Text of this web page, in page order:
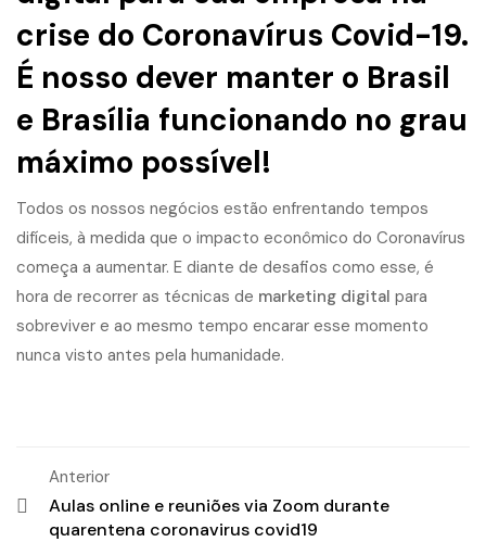
crise do Coronavírus Covid-19.
É nosso dever manter o Brasil
e Brasília funcionando no grau
máximo possível!
Todos os nossos negócios estão enfrentando tempos
difíceis, à medida que o impacto econômico do Coronavírus
começa a aumentar. E diante de desafios como esse, é
hora de recorrer as técnicas de marketing digital para
sobreviver e ao mesmo tempo encarar esse momento
nunca visto antes pela humanidade.
Anterior
Aulas online e reuniões via Zoom durante
quarentena coronavirus covid19